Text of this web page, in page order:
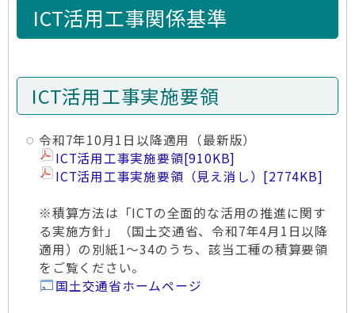
ICT活用工事関係基準
ICT活用工事実施要領
令和7年10月1日以降適用（最新版）
ICT活用工事実施要領[910KB]
ICT活用工事実施要領（見え消し） [2774KB]
※積算方法は「ICTの全面的な活用の推進に関す
る実施方針」（国土交通省、令和7年4月1日以降
適用）の別紙1～34のうち、該当工種の積算要領
をご覧ください。
国土交通省ホームページ